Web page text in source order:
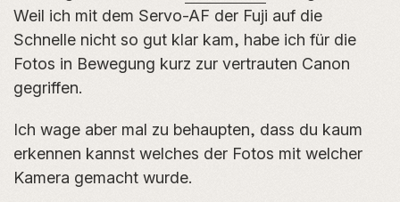
Weil ich mit dem Servo-AF der Fuji auf die
Schnelle nicht so gut klar kam, habe ich für die
Fotos in Bewegung kurz zur vertrauten Canon
gegriffen.
Ich wage aber mal zu behaupten, dass du kaum
erkennen kannst welches der Fotos mit welcher
Kamera gemacht wurde.